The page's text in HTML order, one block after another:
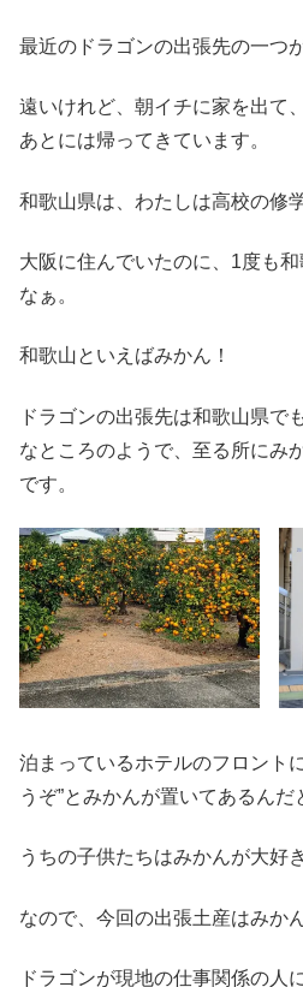
最近のドラゴンの出張先の一つ
遠いけれど、朝イチに家を出て
あとには帰ってきています。
和歌山県は、わたしは高校の修
大阪に住んでいたのに、1度も
なぁ。
和歌山といえばみかん！
ドラゴンの出張先は和歌山県で
なところのようで、至る所にみ
です。
泊まっているホテルのフロント
うぞ”とみかんが置いてあるんだ
うちの子供たちはみかんが大好
なので、今回の出張土産はみか
ドラゴンが現地の仕事関係の人